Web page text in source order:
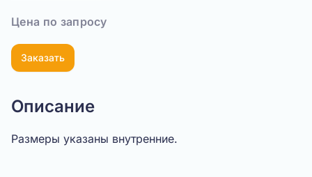
Цена по запросу
Заказать
Описание
Размеры указаны внутренние.